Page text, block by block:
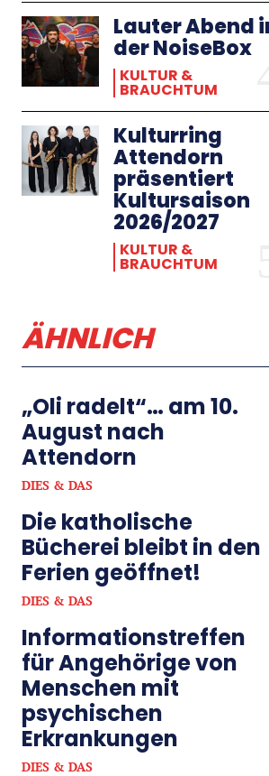
Lauter Abend
der NoiseBox
KULTUR &
BRAUCHTUM
Kulturring
Attendorn
präsentiert
Kultursaison
2026/2027
KULTUR &
BRAUCHTUM
ÄHNLICH
„Oli radelt“… am 10.
August nach
Attendorn
DIES & DAS
Die katholische
Bücherei bleibt in den
Ferien geöffnet!
DIES & DAS
Informationstreffen
für Angehörige von
Menschen mit
psychischen
Erkrankungen
DIES & DAS